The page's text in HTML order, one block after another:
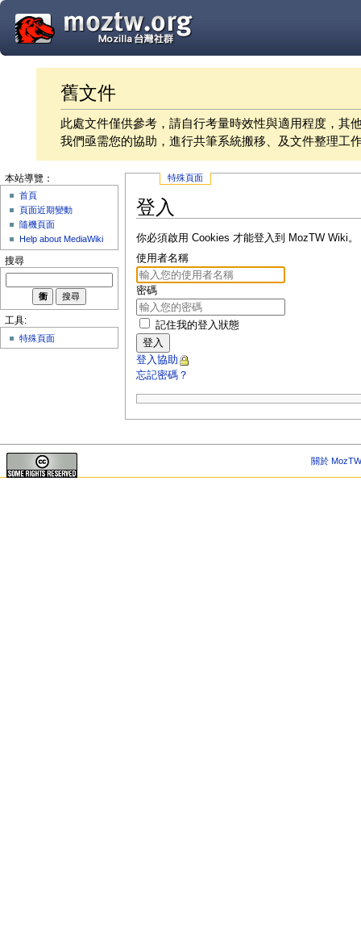
舊文件
此處文件僅供參考，請自行考量時效性與適用程度，其
我們亟需您的協助，進行共筆系統搬移、及文件整理工
特殊頁面
登入
你必須啟用 Cookies 才能登入到 MozTW Wiki。
使用者名稱
密碼
記住我的登入狀態
登入
登入協助
忘記密碼？
本站導覽：
首頁
頁面近期變動
隨機頁面
Help about MediaWiki
搜尋
工具:
特殊頁面
關於